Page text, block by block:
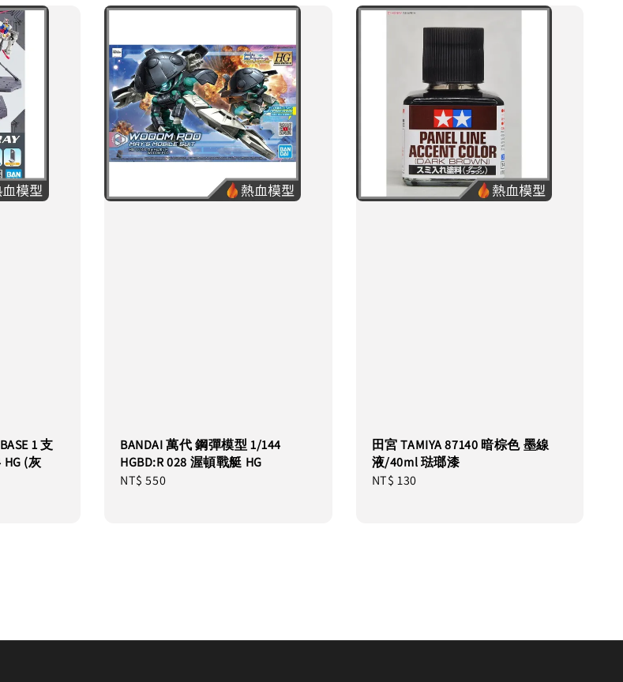
1 支
(灰
BANDAI 萬代 鋼彈模型 1/144
HGBD:R 028 渥頓戰艇 HG
Regular
NT$ 550
田宮 TAMIYA 87140 暗棕色 墨線
液/40ml 琺瑯漆
Regular
NT$ 130